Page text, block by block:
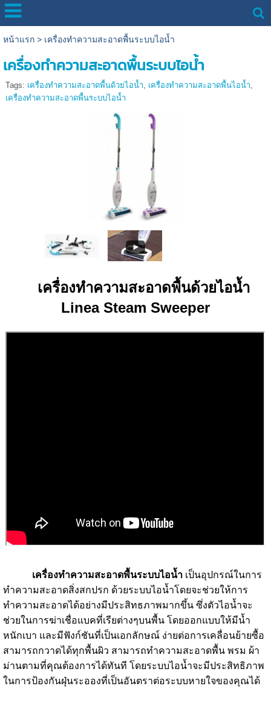
หน้าแรก> เครื่องทำความสะอาดพื้นระบบไอน้ำ
เครื่องทำความสะอาดพื้นระบบไอน้ำ
Tags: เครื่องทำความสะอาดพื้นด้วยไอน้ำ, เครื่องทำความสะอาดพื้นไอน้ำ,
เครื่องทำความสะอาดพื้นระบบไอน้ำ
เครื่องทำความสะอาดพื้นด้วยไอน้ำ
Linea Steam Sweeper
เครื่องทำความสะอาดพื้นระบบไอน้ำเป็นอุปกรณ์ในการ
ทำความสะอาดสิ่งสกปรก ด้วยระบบไอน้ำโดยจะช่วยให้การ
ทำความสะอาดได้อย่างมีประสิทธภาพมากขึ้น ซึ่งตัวไอน้ำจะ
ช่วยในการฆ่าเชื่อแบคที่เรียต่างๆบนพื้น โดยออกแบบให้มีน้ำ
หนักเบา และมีฟังก์ชันที่เป็นเอกลักษณ์ ง่ายต่อการเคลื่อนย้ายซื้อ
สามารถกวาดได้ทุกพื้นผิว สามารถทำความสะอาดพื้น พรม ผ้า
ม่านตามที่คุณต้องการได้ทันที โดยระบบไอน้ำจะมีประสิทธิภาพ
ในการป้องกันฝุ่นระอองที่เป็นอันตราต่อระบบหายใจของคุณได้